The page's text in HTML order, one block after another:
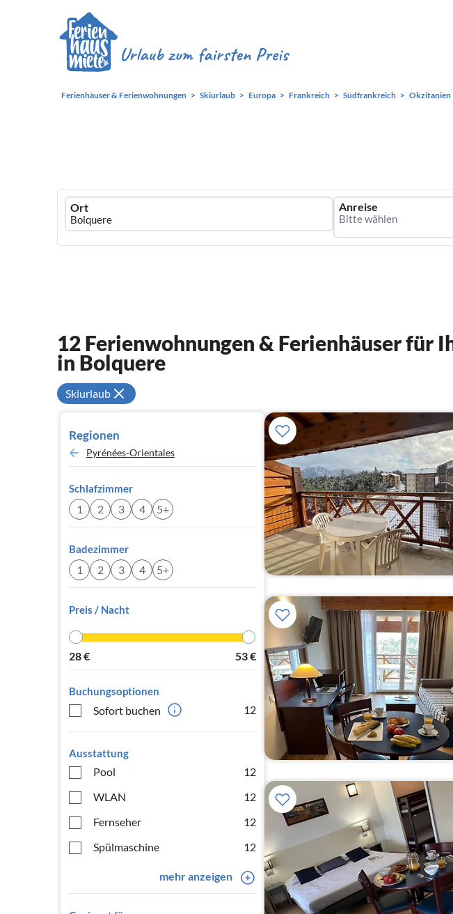
Ferienhäuser & Ferienwohnungen Skiurlaub Europa Frankreich Südfrankreich Okzitanien
Ferienhausmiete
logo
Ort Anreise
12 Ferienwohnungen & Ferienhäuser für
in Bolquere
Skiurlaub
Regionen
Pyrénées-Orientales
Schlafzimmer
1 2 3 4 5+
Badezimmer
1 2 3 4 5+
Preis / Nacht
28€ 53€
Buchungsoptionen
Sofort buchen 12
Ausstattung
Pool
12
WLAN
12
Fernseher
12
Spülmaschine
12
mehr anzeigen